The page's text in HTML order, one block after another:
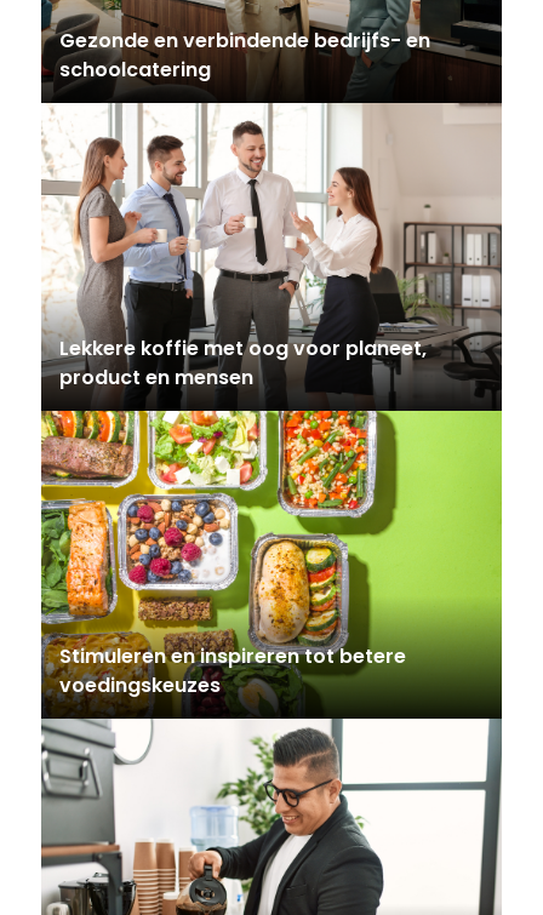
Gezonde en verbindende bedrijfs- en
schoolcatering
Lekkere koffie met oog voor planeet,
product en mensen
Stimuleren en inspireren tot betere
voedingskeuzes